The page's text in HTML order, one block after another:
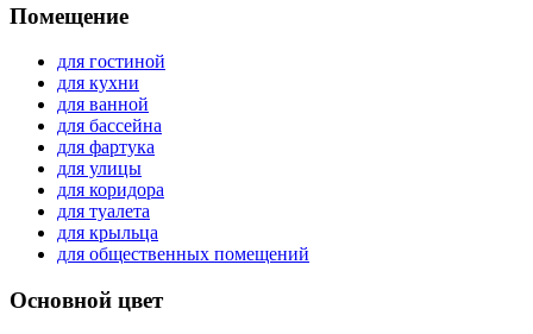
Помещение
для гостиной
для кухни
для ванной
для бассейна
для фартука
для улицы
для коридора
для туалета
для крыльца
для общественных помещений
Основной цвет